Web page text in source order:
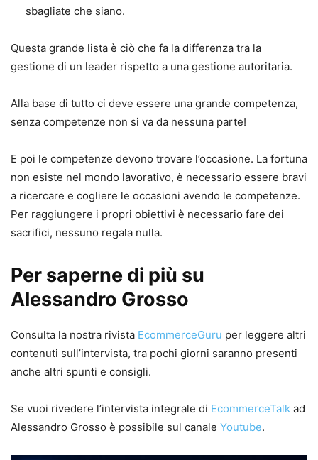
sbagliate che siano.
Questa grande lista è ciò che fa la differenza tra la
gestione di un leader rispetto a una gestione autoritaria.
Alla base di tutto ci deve essere una grande competenza,
senza competenze non si va da nessuna parte!
E poi le competenze devono trovare l’occasione. La fortuna
non esiste nel mondo lavorativo, è necessario essere bravi
a ricercare e cogliere le occasioni avendo le competenze.
Per raggiungere i propri obiettivi è necessario fare dei
sacrifici, nessuno regala nulla.
Per saperne di più su
Alessandro Grosso
Consulta la nostra rivista EcommerceGuru per leggere altri
contenuti sull’intervista, tra pochi giorni saranno presenti
anche altri spunti e consigli.
Se vuoi rivedere l’intervista integrale di EcommerceTalk ad
Alessandro Grosso è possibile sul canale Youtube.